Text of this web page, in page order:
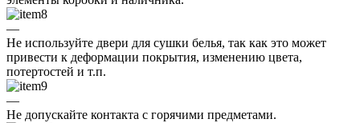
—
Не используйте двери для сушки белья, так как это может
привести к деформации покрытия, изменению цвета,
потертостей и т.п.
—
Не допускайте контакта с горячими предметами.